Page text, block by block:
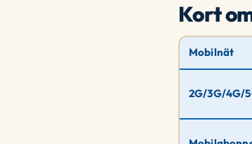
Kort
Mobilnät
2G/3G/4G/